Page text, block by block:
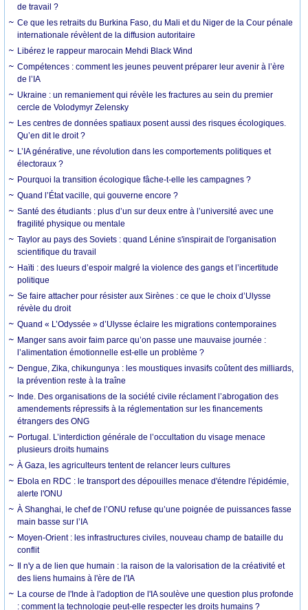
de travail ?
Ce que les retraits du Burkina Faso, du Mali et du Niger de la Cour pénale
internationale révèlent de la diffusion autoritaire
Libérez le rappeur marocain Mehdi Black Wind
Compétences : comment les jeunes peuvent préparer leur avenir à l’ère
de l’IA
Ukraine : un remaniement qui révèle les fractures au sein du premier
cercle de Volodymyr Zelensky
Les centres de données spatiaux posent aussi des risques écologiques.
Qu’en dit le droit ?
L’IA générative, une révolution dans les comportements politiques et
électoraux ?
Pourquoi la transition écologique fâche-t-elle les campagnes ?
Quand l’État vacille, qui gouverne encore ?
Santé des étudiants : plus d’un sur deux entre à l’université avec une
fragilité physique ou mentale
Taylor au pays des Soviets : quand Lénine s'inspirait de l'organisation
scientifique du travail
Haïti : des lueurs d’espoir malgré la violence des gangs et l’incertitude
politique
Se faire attacher pour résister aux Sirènes : ce que le choix d’Ulysse
révèle du droit
Quand « L’Odyssée » d’Ulysse éclaire les migrations contemporaines
Manger sans avoir faim parce qu’on passe une mauvaise journée :
l’alimentation émotionnelle est-elle un problème ?
Dengue, Zika, chikungunya : les moustiques invasifs coûtent des milliards,
la prévention reste à la traîne
Inde. Des organisations de la société civile réclament l’abrogation des
amendements répressifs à la réglementation sur les financements
étrangers des ONG
Portugal. L’interdiction générale de l’occultation du visage menace
plusieurs droits humains
À Gaza, les agriculteurs tentent de relancer leurs cultures
Ebola en RDC : le transport des dépouilles menace d'étendre l'épidémie,
alerte l'ONU
À Shanghai, le chef de l’ONU refuse qu’une poignée de puissances fasse
main basse sur l’IA
Moyen-Orient : les infrastructures civiles, nouveau champ de bataille du
conflit
Il n'y a de lien que humain : la raison de la valorisation de la créativité et
des liens humains à l'ère de l'IA
La course de l'Inde à l'adoption de l'IA soulève une question plus profonde
: comment la technologie peut-elle respecter les droits humains ?